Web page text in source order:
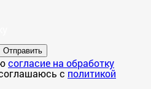
Отправить
согласие на обработку
с политикой